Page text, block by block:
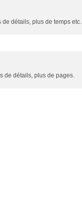
détails, plus de temps etc.
de détails, plus de pages.